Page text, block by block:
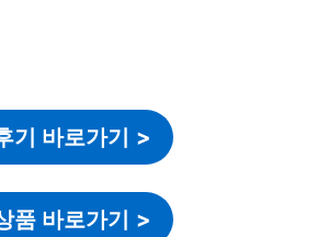
기 바로가기 >
품 바로가기 >